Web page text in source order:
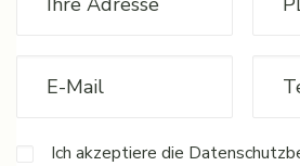
Ich akzeptiere die